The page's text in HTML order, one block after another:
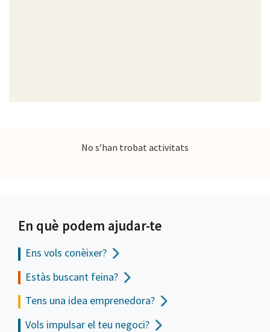
No s’han trobat activitats
En què podem ajudar-te
Ens vols conèixer?
Estàs buscant feina?
Tens una idea emprenedora?
Vols impulsar el teu negoci?